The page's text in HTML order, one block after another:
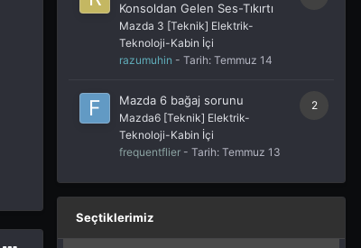
Konsoldan Gelen Ses-Tıkırtı
Mazda 3 [Teknik] Elektrik-
Teknoloji-Kabin İçi
razumuhin - Tarih: Temmuz 14
2
Mazda 6 bağaj sorunu
Mazda6 [Teknik] Elektrik-
Teknoloji-Kabin İçi
frequentflier - Tarih: Temmuz 13
Seçtiklerimiz